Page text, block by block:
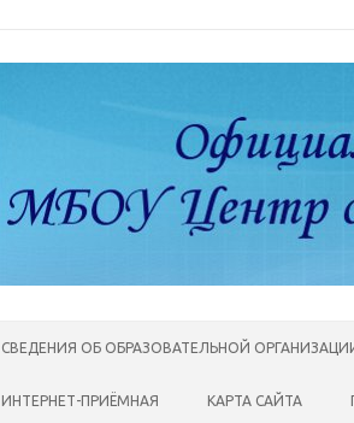
СВЕДЕНИЯ ОБ ОБРАЗОВАТЕЛЬНОЙ
ИНТЕРНЕТ-ПРИЁМНАЯ КАРТА САЙТА